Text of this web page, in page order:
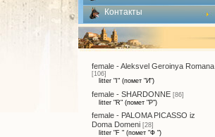
Контакты
female - Aleksvel Geroinya Romana
[106]
litter "I" (помет "И")
female - SHARDONNE [86]
litter "R" (помет "Р")
female - PALOMA PICASSO iz
Doma Domeni [28]
litter "F " (помет "Ф ")